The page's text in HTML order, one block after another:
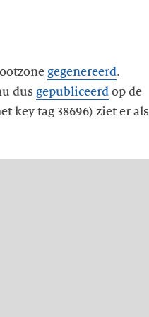
gegenereerd.
dus gepubliceerd op de
key tag 38696) ziet er als